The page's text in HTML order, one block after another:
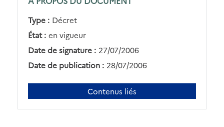
Type : Décret
État : en vigueur
Date de signature : 27/07/2006
Date de publication : 28/07/2006
Contenus liés